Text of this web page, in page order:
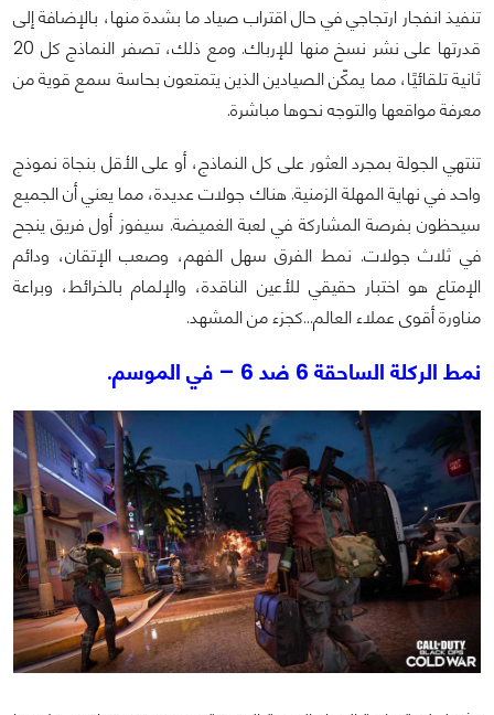
تنفيذ انفجار ارتجاجي في حال اقتراب صياد ما بشدة منها، بالإضافة إلى
قدرتها على نشر نسخ منها للإرباك. ومع ذلك، تصفر النماذج كل 20
ثانية تلقائيًا، مما يمكّن الصيادين الذين يتمتعون بحاسة سمع قوية من
معرفة مواقعها والتوجه نحوها مباشرة.
تنتهي الجولة بمجرد العثور على كل النماذج، أو على الأقل بنجاة نموذج
واحد في نهاية المهلة الزمنية. هناك جولات عديدة، مما يعني أن الجميع
سيحظون بفرصة المشاركة في لعبة الغميضة. سيفوز أول فريق ينجح
في ثلاث جولات. نمط الفرق سهل الفهم، وصعب الإتقان، ودائم
الإمتاع هو اختبار حقيقي للأعين الناقدة، والإلمام بالخرائط، وبراعة
مناورة أقوى عملاء العالم...كجزء من المشهد.
نمط الركلة الساحقة 6 ضد 6 – في الموسم.